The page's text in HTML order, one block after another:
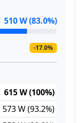
510 W (83.0%)
-17.0%
615 W (100%)
573 W (93.2%)